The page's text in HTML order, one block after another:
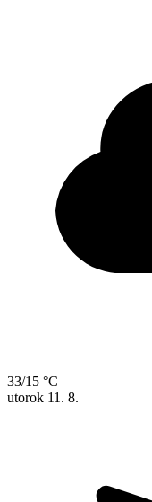
33/15 °C
utorok 11. 8.